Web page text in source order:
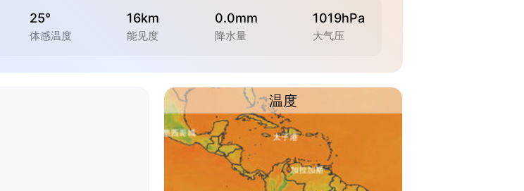
25°
体感温度
16km
能见度
0.0mm
降水量
1019hPa
大气压
温度